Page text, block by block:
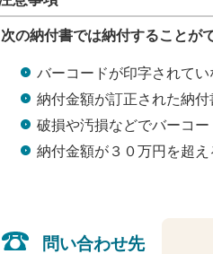
次の納付書では納付することが
バーコードが印字されて
納付金額が訂正された納付
破損や汚損などでバーコ
納付金額が３０万円を超え
問い合わせ先